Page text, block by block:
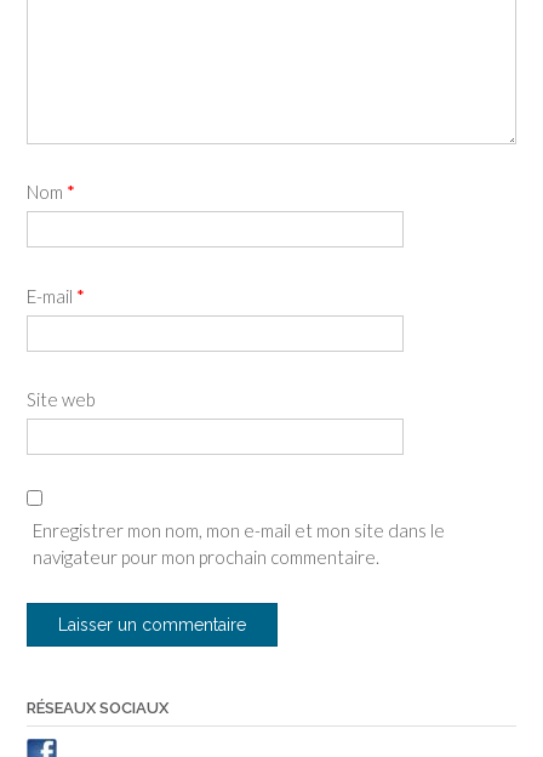
Nom *
E-mail *
Site web
Enregistrer mon nom, mon e-mail et mon site dans le
navigateur pour mon prochain commentaire.
RÉSEAUX SOCIAUX